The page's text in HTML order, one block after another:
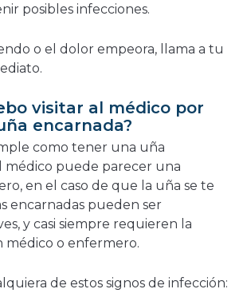
posibles infecciones.
o el dolor empeora, llama a tu
visitar al médico por
encarnada?
como tener una uña
médico puede parecer una
en el caso de que la uña se te
encarnadas pueden ser
y casi siempre requieren la
médico o enfermero.
de estos signos de infección: